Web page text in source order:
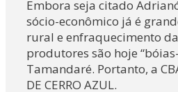
Embora seja citado
sócio-econômico já é
rural e enfraquecimento
produtores são hoje
Tamandaré. Portanto, a
DE CERRO AZUL.